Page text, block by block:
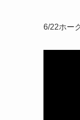
6/22ホー